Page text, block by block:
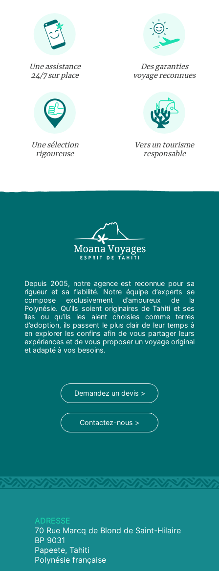
Une assistance
24/7 sur place
Des garanties
voyage reconnues
Une sélection
rigoureuse
Vers un tourisme
responsable
Depuis 2005, notre agence est reconnue pour sa
rigueur et sa fiabilité. Notre équipe d’experts se
compose exclusivement d’amoureux de la
Polynésie. Qu’ils soient originaires de Tahiti et ses
îles ou qu’ils les aient choisies comme terres
d’adoption, ils passent le plus clair de leur temps à
en explorer les confins afin de vous partager leurs
expériences et de vous proposer un voyage original
et adapté à vos besoins.
Demandez un devis >
Contactez-nous >
ADRESSE
70 Rue Marcq de Blond de Saint-Hilaire
BP 9031
Papeete, Tahiti
Polynésie française